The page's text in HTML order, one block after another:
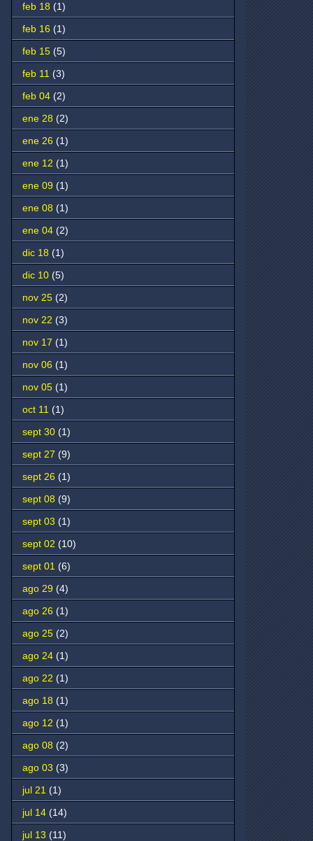
feb 18 (1)
feb 16 (1)
feb 15 (5)
feb 11 (3)
feb 04 (2)
ene 28 (2)
ene 26 (1)
ene 12 (1)
ene 09 (1)
ene 08 (1)
ene 04 (2)
dic 18 (1)
dic 10 (5)
nov 25 (2)
nov 22 (3)
nov 17 (1)
nov 06 (1)
nov 05 (1)
oct 11 (1)
sept 30 (1)
sept 27 (9)
sept 26 (1)
sept 08 (9)
sept 03 (1)
sept 02 (10)
sept 01 (6)
ago 29 (4)
ago 26 (1)
ago 25 (2)
ago 24 (1)
ago 22 (1)
ago 18 (1)
ago 12 (1)
ago 08 (2)
ago 03 (3)
jul 21 (1)
jul 14 (14)
jul 13 (11)